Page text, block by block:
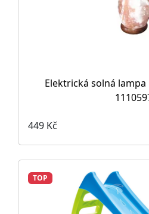
Elektrická solná
449 Kč
TOP